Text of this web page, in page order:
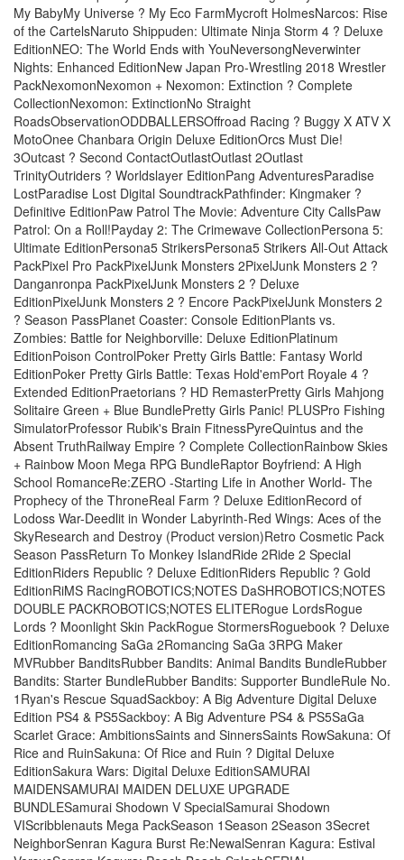
My BabyMy Universe ? My Eco FarmMycroft HolmesNarcos: Rise
of the CartelsNaruto Shippuden: Ultimate Ninja Storm 4 ? Deluxe
EditionNEO: The World Ends with YouNeversongNeverwinter
Nights: Enhanced EditionNew Japan Pro-Wrestling 2018 Wrestler
PackNexomonNexomon + Nexomon: Extinction ? Complete
CollectionNexomon: ExtinctionNo Straight
RoadsObservationODDBALLERSOffroad Racing ? Buggy X ATV X
MotoOnee Chanbara Origin Deluxe EditionOrcs Must Die!
3Outcast ? Second ContactOutlastOutlast 2Outlast
TrinityOutriders ? Worldslayer EditionPang AdventuresParadise
LostParadise Lost Digital SoundtrackPathfinder: Kingmaker ?
Definitive EditionPaw Patrol The Movie: Adventure City CallsPaw
Patrol: On a Roll!Payday 2: The Crimewave CollectionPersona 5:
Ultimate EditionPersona5 StrikersPersona5 Strikers All-Out Attack
PackPixel Pro PackPixelJunk Monsters 2PixelJunk Monsters 2 ?
Danganronpa PackPixelJunk Monsters 2 ? Deluxe
EditionPixelJunk Monsters 2 ? Encore PackPixelJunk Monsters 2
? Season PassPlanet Coaster: Console EditionPlants vs.
Zombies: Battle for Neighborville: Deluxe EditionPlatinum
EditionPoison ControlPoker Pretty Girls Battle: Fantasy World
EditionPoker Pretty Girls Battle: Texas Hold'emPort Royale 4 ?
Extended EditionPraetorians ? HD RemasterPretty Girls Mahjong
Solitaire Green + Blue BundlePretty Girls Panic! PLUSPro Fishing
SimulatorProfessor Rubik's Brain FitnessPyreQuintus and the
Absent TruthRailway Empire ? Complete CollectionRainbow Skies
+ Rainbow Moon Mega RPG BundleRaptor Boyfriend: A High
School RomanceRe:ZERO -Starting Life in Another World- The
Prophecy of the ThroneReal Farm ? Deluxe EditionRecord of
Lodoss War-Deedlit in Wonder Labyrinth-Red Wings: Aces of the
SkyResearch and Destroy (Product version)Retro Cosmetic Pack
Season PassReturn To Monkey IslandRide 2Ride 2 Special
EditionRiders Republic ? Deluxe EditionRiders Republic ? Gold
EditionRiMS RacingROBOTICS;NOTES DaSHROBOTICS;NOTES
DOUBLE PACKROBOTICS;NOTES ELITERogue LordsRogue
Lords ? Moonlight Skin PackRogue StormersRoguebook ? Deluxe
EditionRomancing SaGa 2Romancing SaGa 3RPG Maker
MVRubber BanditsRubber Bandits: Animal Bandits BundleRubber
Bandits: Starter BundleRubber Bandits: Supporter BundleRule No.
1Ryan's Rescue SquadSackboy: A Big Adventure Digital Deluxe
Edition PS4 & PS5Sackboy: A Big Adventure PS4 & PS5SaGa
Scarlet Grace: AmbitionsSaints and SinnersSaints RowSakuna: Of
Rice and RuinSakuna: Of Rice and Ruin ? Digital Deluxe
EditionSakura Wars: Digital Deluxe EditionSAMURAI
MAIDENSAMURAI MAIDEN DELUXE UPGRADE
BUNDLESamurai Shodown V SpecialSamurai Shodown
VIScribblenauts Mega PackSeason 1Season 2Season 3Secret
NeighborSenran Kagura Burst Re:NewalSenran Kagura: Estival